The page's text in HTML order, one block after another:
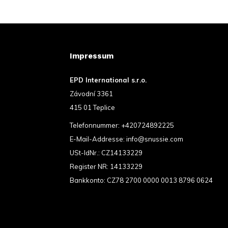
Impressum
EPD International s.r.o.
Závodní 3361
415 01 Teplice
Telefonnummer: +420724892225
E-Mail-Addresse: info@snussie.com
USt-IdNr.: CZ14133229
Register NR: 14133229
Bankkonto: CZ78 2700 0000 0013 8796 0624